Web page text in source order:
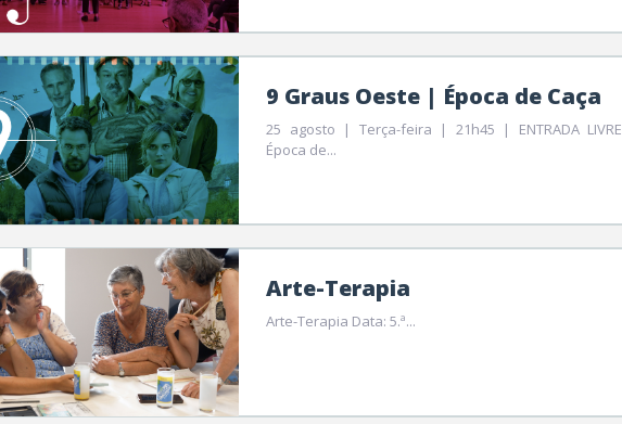
9 Graus Oeste | Época de Caça
25 agosto | Terça-feira | 21h45 | ENTRADA LIVRE
Época de...
Arte-Terapia
Arte-Terapia Data: 5.ª...